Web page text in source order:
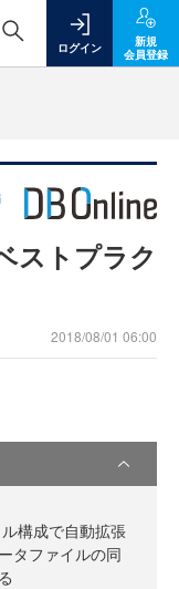
ログイン
新規
会員登録
ストプラク
2018/08/01 06:00
構成で自動拡張
タファイルの同